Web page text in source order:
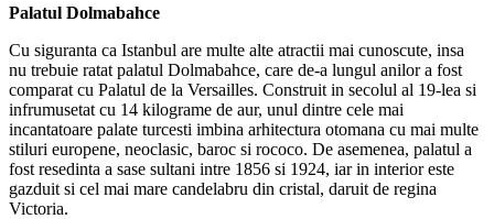
Palatul Dolmabahce
Cu siguranta ca Istanbul are multe alte atractii mai cunoscute, insa
nu trebuie ratat palatul Dolmabahce, care de-a lungul anilor a fost
comparat cu Palatul de la Versailles. Construit in secolul al 19-lea si
infrumusetat cu 14 kilograme de aur, unul dintre cele mai
incantatoare palate turcesti imbina arhitectura otomana cu mai multe
stiluri europene, neoclasic, baroc si rococo. De asemenea, palatul a
fost resedinta a sase sultani intre 1856 si 1924, iar in interior este
gazduit si cel mai mare candelabru din cristal, daruit de regina
Victoria.